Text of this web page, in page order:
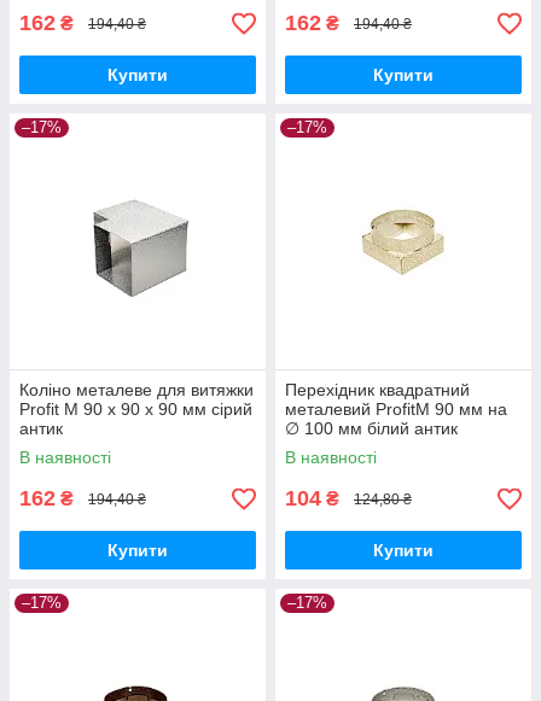
162 ₴ 194,40 ₴
Купити
162 ₴ 194,40 ₴
Купити
–17%
Коліно металеве для витяжки
Profit M 90 х 90 х 90 мм сірий
антик
В наявності
162 ₴ 194,40 ₴
Купити
–17%
Перехідник квадратний
металевий ProfitM 90 мм на
∅ 100 мм білий антик
В наявності
104 ₴ 124,80 ₴
Купити
–17% –17%